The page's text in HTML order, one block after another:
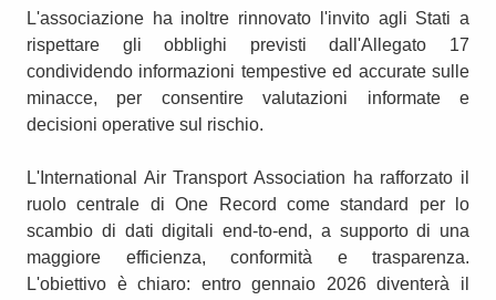
L'associazione ha inoltre rinnovato l'invito agli Stati a
rispettare gli obblighi previsti dall'Allegato 17
condividendo informazioni tempestive ed accurate sulle
minacce, per consentire valutazioni informate e
decisioni operative sul rischio.
L'International Air Transport Association ha rafforzato il
ruolo centrale di One Record come standard per lo
scambio di dati digitali end-to-end, a supporto di una
maggiore efficienza, conformità e trasparenza.
L'obiettivo è chiaro: entro gennaio 2026 diventerà il